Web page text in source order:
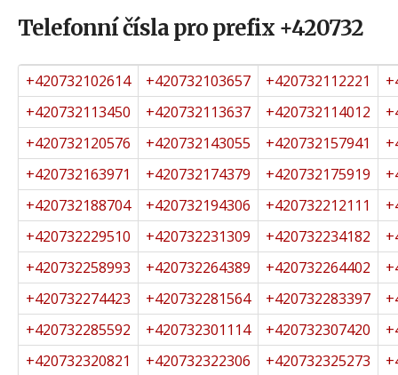
Telefonní čísla pro prefix +420732
+420732102614 +420732103657 +420732112221
+420732113450
+420732113637 +420732114012
+420732120576
+420732143055 +420732157941
+420732163971
+420732174379 +420732175919
+420732188704
+420732194306 +420732212111
+420732229510
+420732231309 +420732234182
+420732258993
+420732264389 +420732264402
+420732274423
+420732281564 +420732283397
+420732285592
+420732301114 +420732307420
+420732320821
+420732322306 +420732325273